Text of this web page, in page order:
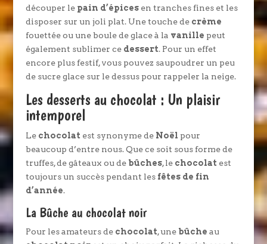
découper le pain d’épicesen tranches fines et les
disposer sur un joli plat. Une touche de crème
fouettée ou une boule de glace à la vanille peut
également sublimer ce dessert. Pour un effet
encore plus festif, vous pouvez saupoudrer un peu
de sucre glace sur le dessus pour rappeler la neige.
Les desserts au chocolat : Un plaisir
intemporel
Le chocolat est synonyme de Noël pour
beaucoup d’entre nous. Que ce soit sous forme de
truffes, de gâteaux ou de bûches, le chocolat est
toujours un succès pendant les fêtes de fin
d’année.
La Bûche au chocolat noir
Pour les amateurs de chocolat, une bûche au